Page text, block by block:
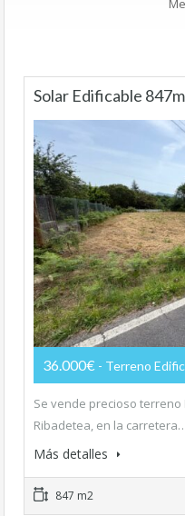
Solar Edificable
36.000€ - Terreno
Se vende precioso terreno
Ribadetea, en la
Más detalles
847 m2